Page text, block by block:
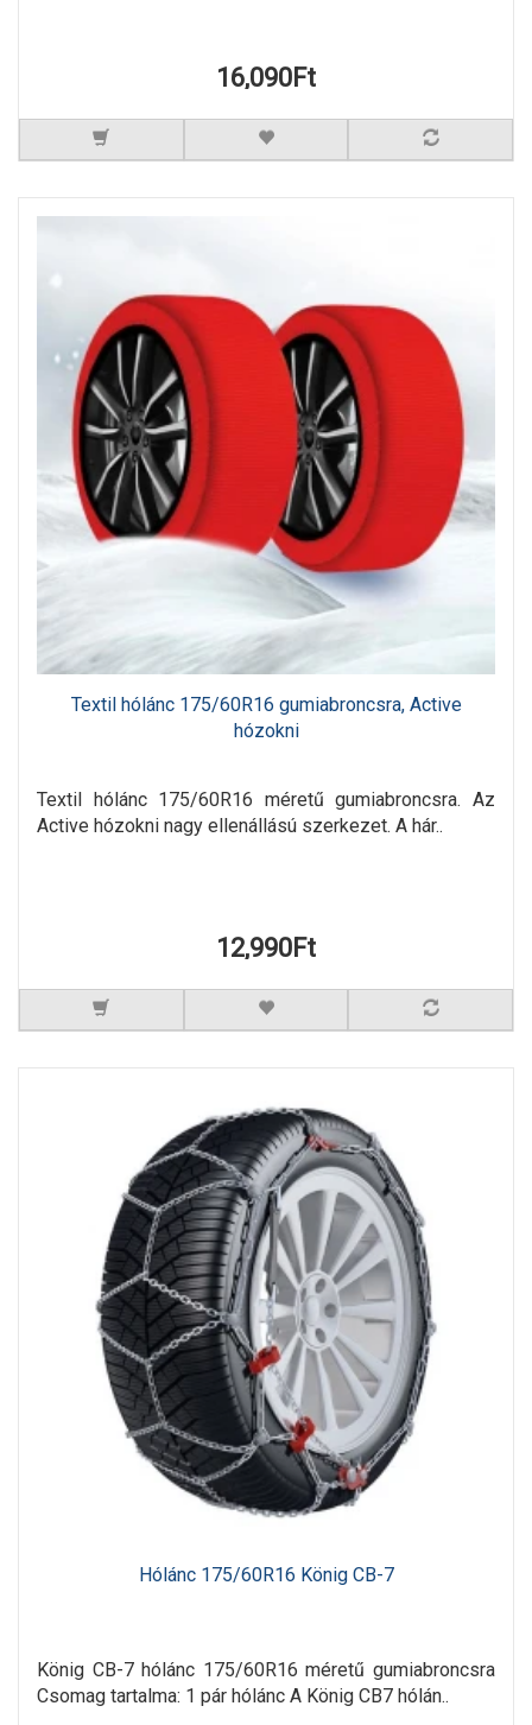
16,090Ft
Textil hólánc 175/60R16 gumiabroncsra, Active
hózokni
Textil hólánc 175/60R16 méretű gumiabroncsra. Az
Active hózokni nagy ellenállású szerkezet. A hár..
12,990Ft
Hólánc 175/60R16 König CB-7
König CB-7 hólánc 175/60R16 méretű gumiabroncsra
Csomag tartalma: 1 pár hólánc A König CB7 hólán..